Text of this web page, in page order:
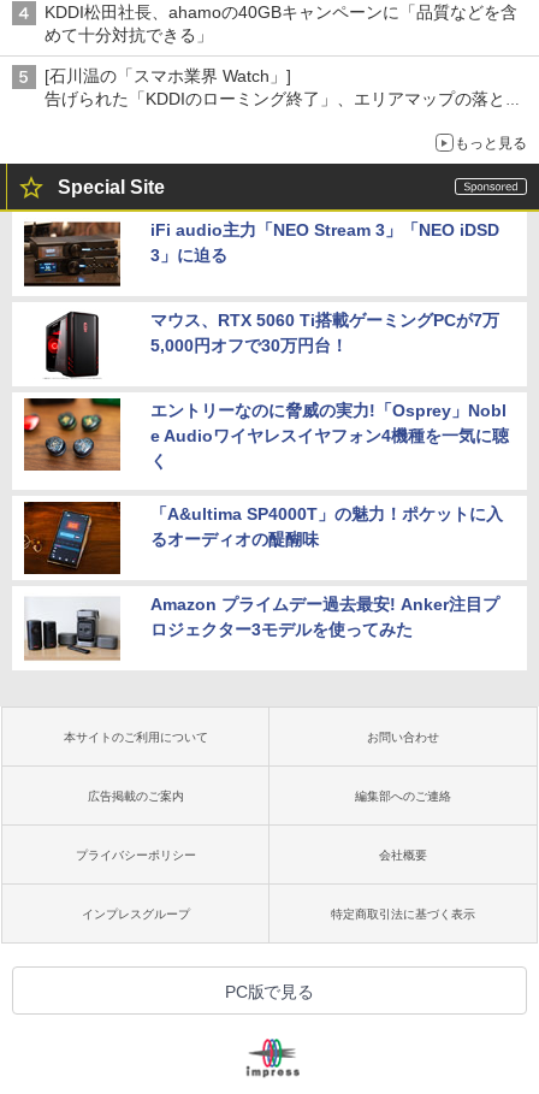
KDDI松田社長、ahamoの40GBキャンペーンに「品質などを含
めて十分対抗できる」
[石川温の「スマホ業界 Watch」]
告げられた「KDDIのローミング終了」、エリアマップの落とし
もっと見る
Special Site
iFi audio主力「NEO Stream 3」「NEO iDSD
3」に迫る
マウス、RTX 5060 Ti搭載ゲーミングPCが7万
5,000円オフで30万円台！
エントリーなのに脅威の実力!「Osprey」Nobl
e Audioワイヤレスイヤフォン4機種を一気に聴
く
「A&ultima SP4000T」の魅力！ポケットに入
るオーディオの醍醐味
Amazon プライムデー過去最安! Anker注目プ
ロジェクター3モデルを使ってみた
本サイトのご利用について お問い合わせ
広告掲載のご案内 編集部へのご連絡
プライバシーポリシー 会社概要
インプレスグループ 特定商取引法に基づく表示
PC版で見る